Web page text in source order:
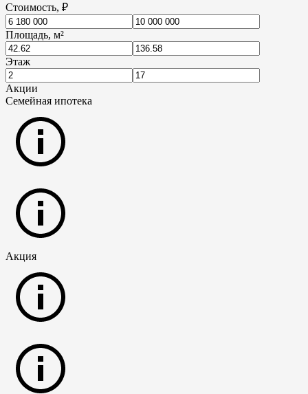
Стоимость, ₽
Площадь, м²
Этаж
Акции
Семейная ипотека
Акция